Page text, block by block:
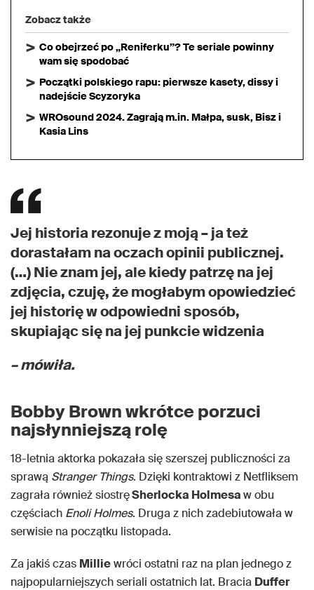
Zobacz także
Co obejrzeć po „Reniferku”? Te seriale powinny
wam się spodobać
Początki polskiego rapu: pierwsze kasety, dissy i
nadejście Scyzoryka
WROsound 2024. Zagrają m.in. Małpa, susk, Bisz i
Kasia Lins
Jej historia rezonuje z moją – ja też
dorastałam na oczach opinii publicznej.
(…) Nie znam jej, ale kiedy patrzę na jej
zdjęcia, czuję, że mogłabym opowiedzieć
jej historię w odpowiedni sposób,
skupiając się na jej punkcie widzenia
– mówiła.
Bobby Brown wkrótce porzuci
najsłynniejszą rolę
18-letnia aktorka pokazała się szerszej publiczności za
sprawą Stranger Things. Dzięki kontraktowi z Netfliksem
zagrała również siostręSherlocka Holmesaw obu
częściach Enoli Holmes. Druga z nich zadebiutowała w
serwisie na początku listopada.
Za jakiś czas Milliewróci ostatni raz na plan jednego z
najpopularniejszych seriali ostatnich lat. Bracia Duffer